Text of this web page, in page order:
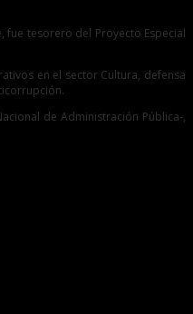
fue tesorero del Proyecto Especial
en el sector Cultura, defensa
de Administración Pública-,